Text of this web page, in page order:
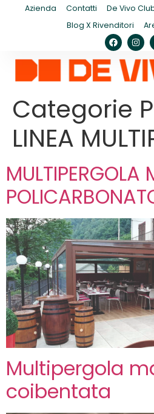
Azienda Contatti De Vivo
Blog X Rivenditori
Categorie
LINEA
MULTIPERGOLA
Multipergola
coibentata